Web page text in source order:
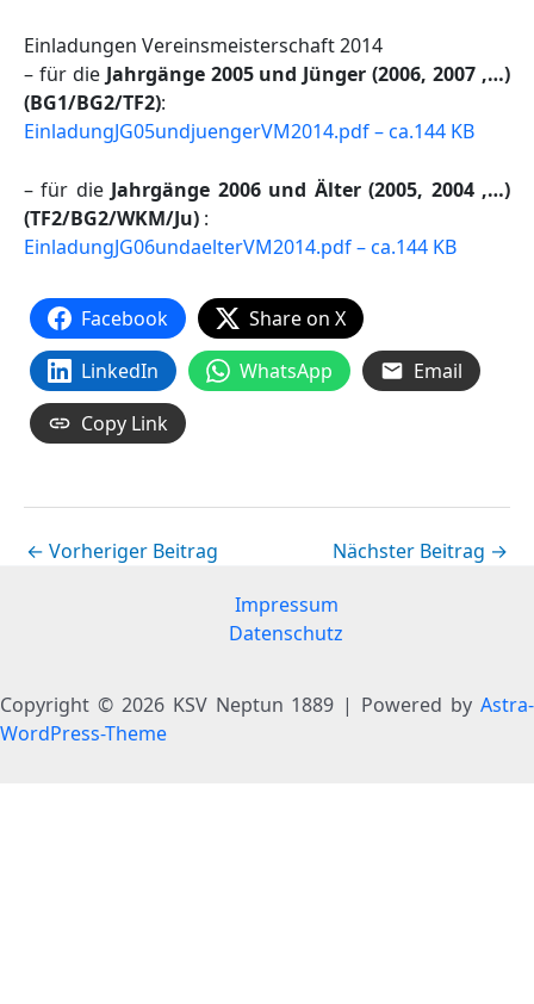
Einladungen Vereinsmeisterschaft 2014
– für die Jahrgänge 2005 und Jünger (2006, 2007 ,…)
(BG1/BG2/TF2):
EinladungJG05undjuengerVM2014.pdf – ca.144 KB
– für die Jahrgänge 2006 und Älter (2005, 2004 ,…)
(TF2/BG2/WKM/Ju) :
EinladungJG06undaelterVM2014.pdf – ca.144 KB
Facebook
Share on X
LinkedIn
WhatsApp
Email
Copy Link
← Vorheriger Beitrag Nächster Beitrag →
Impressum
Datenschutz
Copyright © 2026 KSV Neptun 1889 | Powered by Astra-
WordPress-Theme